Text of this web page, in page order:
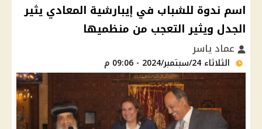
اسم ندوة للشباب في إيبارشية المعادي يثير
الجدل ويثير التعجب من منظميها
عماد ياسر
الثلاثاء 24/سبتمبر/2024 - 09:06 م